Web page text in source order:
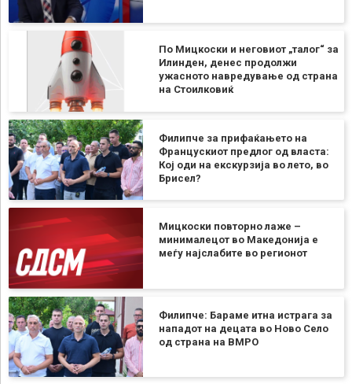
По Мицкоски и неговиот „талог“ за
Илинден, денес продолжи
ужасното навредување од страна
на Стоилковиќ
Филипче за прифаќањето на
Францускиот предлог од власта:
Кој оди на екскурзија во лето, во
Брисел?
Мицкоски повторно лаже –
минималецот во Македонија е
меѓу најслабите во регионот
Филипче: Бараме итна истрага за
нападот на децата во Ново Село
од страна на ВМРО